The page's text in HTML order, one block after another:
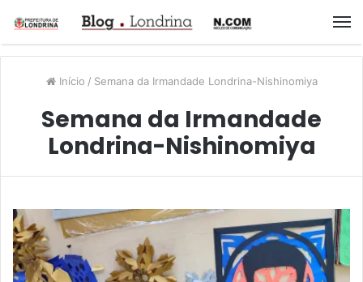
Início / Semana da Irmandade Londrina-Nishinomiya
Semana da Irmandade
Londrina-Nishinomiya